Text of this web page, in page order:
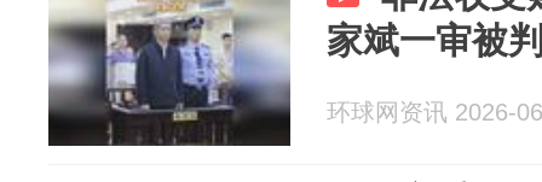
家斌一审被
环球网资讯 2026-